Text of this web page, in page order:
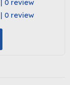
| 0 review
| 0 review